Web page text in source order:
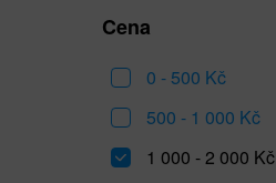
Cena
0 - 500 Kč
500 - 1 000 Kč
1 000 - 2 000 Kč